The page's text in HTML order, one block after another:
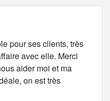
pour ses clients, très
avec elle. Merci
aider moi et ma
on est très